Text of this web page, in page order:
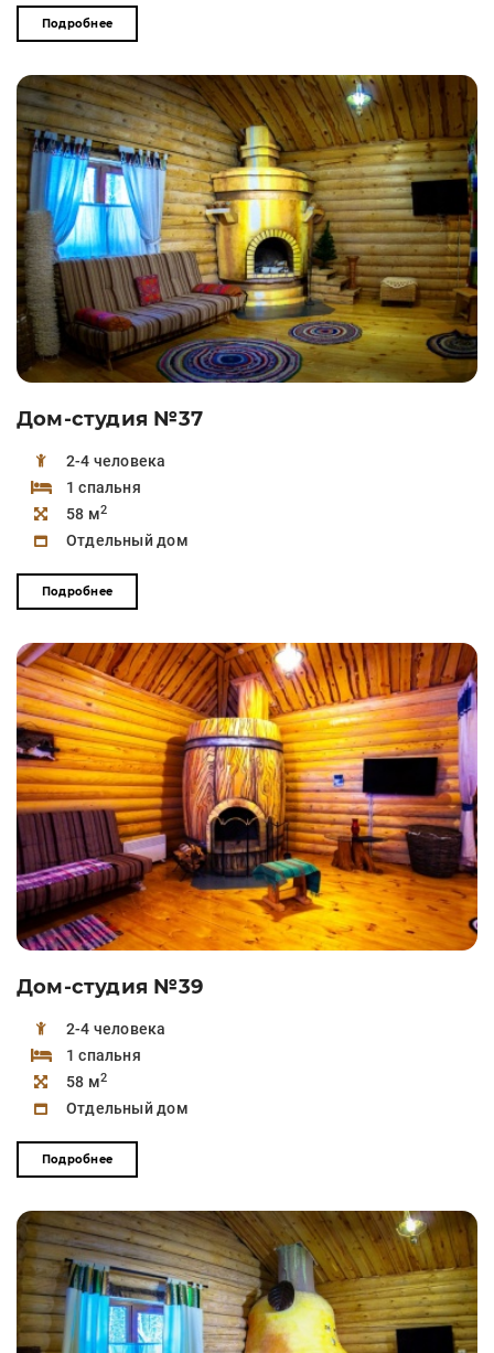
Подробнее
Дом-студия №37
2-4 человека
1 спальня
58 м2
Отдельный дом
Подробнее
Дом-студия №39
2-4 человека
1 спальня
58 м2
Отдельный дом
Подробнее